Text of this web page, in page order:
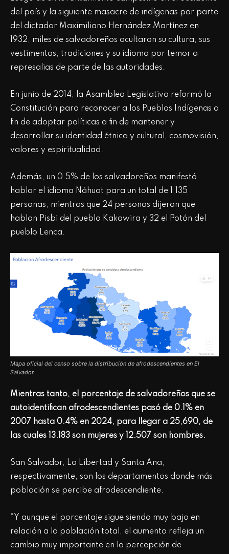
del país y la siguiente masacre de indígenas por parte
del dictador Maximiliano Hernández Martínez en
1932, miles de salvadoreños ocultaron su cultura, sus
vestimentas, tradiciones y su idioma por temor a
represalias de parte de las autoridades.
En junio de 2014, la Asamblea Legislativa reformó la
Constitución para reconocer a los Pueblos Indígenas a
fin de adoptar políticas a fin de mantener y
desarrollar su identidad étnica y cultural, cosmovisión,
valores y espiritualidad.
Además, un 0.5% de los salvadoreños manifestó
hablar el idioma Náhuat para un total de 1,135
personas, mientras que 24 personas dijeron que
hablan Pisbi del pueblo Kakawira y 32 el Potón del
pueblo Lenca.
Mapa oficial del censo sobre la distribución de afrodescendientes en El
Salvador.
Mientras tanto, el porcentaje de salvadoreños que se
autoidentifican afrodescendientes pasó de 0.1% en
2007 hasta 0.4% en 2024, para llegar a 25,690, de
las cuales 13.183 son mujeres y 12.507 son hombres.
San Salvador, La Libertad y Santa Ana,
respectivamente, son los departamentos donde más
población se percibe afrodescendiente.
“Y aunque el porcentaje sigue siendo muy bajo en
relación a la población total, el aumento refleja un
cambio muy importante en la percepción de